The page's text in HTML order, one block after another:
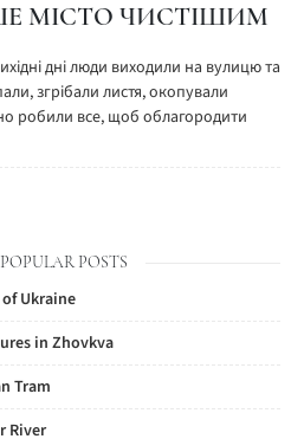
МІСТО ЧИСТІШИМ
дні люди виходили на вулицю та
згрібали листя, окопували
робили все, щоб облагородити
POSTS
Ukraine
in Zhovkva
Tram
River